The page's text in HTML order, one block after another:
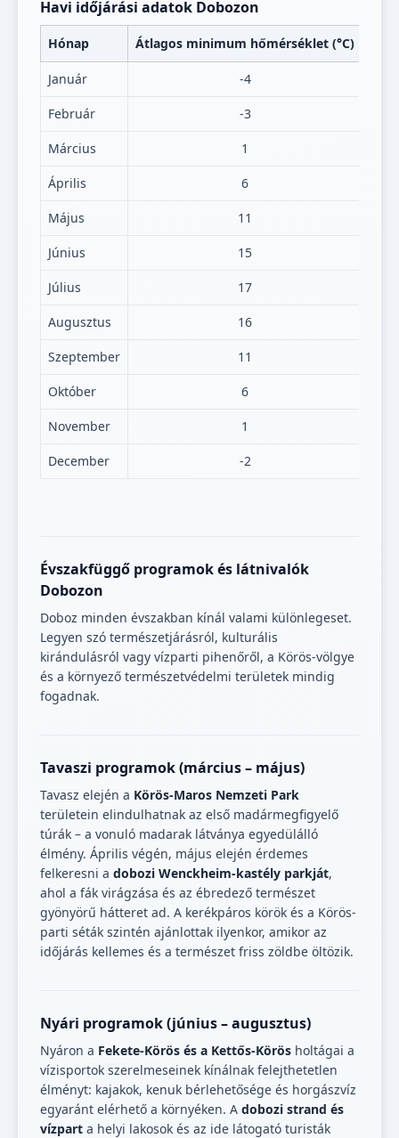
Havi időjárási adatok Dobozon
Hónap Átlagos minimum hőmérséklet (°C)
Január -4
Február -3
Március 1
Április 6
Május 11
Június 15
Július 17
Augusztus 16
Szeptember 11
Október 6
November 1
December -2
Évszakfüggő programok és látnivalók
Dobozon
Doboz minden évszakban kínál valami különlegeset.
Legyen szó természetjárásról, kulturális
kirándulásról vagy vízparti pihenőről, a Körös-völgye
és a környező természetvédelmi területek mindig
fogadnak.
Tavaszi programok (március – május)
Tavasz elején a Körös-Maros Nemzeti Park
területein elindulhatnak az első madármegfigyelő
túrák – a vonuló madarak látványa egyedülálló
élmény. Április végén, május elején érdemes
felkeresni a dobozi Wenckheim-kastély parkját,
ahol a fák virágzása és az ébredező természet
gyönyörű hátteret ad. A kerékpáros körök és a Körös-
parti séták szintén ajánlottak ilyenkor, amikor az
időjárás kellemes és a természet friss zöldbe öltözik.
Nyári programok (június – augusztus)
Nyáron a Fekete-Körös és a Kettős-Körös holtágai a
vízisportok szerelmeseinek kínálnak felejthetetlen
élményt: kajakok, kenuk bérlehetősége és horgászvíz
egyaránt elérhető a környéken. A dobozi strand és
vízpart a helyi lakosok és az ide látogató turisták